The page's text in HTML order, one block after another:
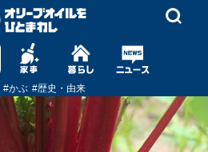
#かぶ #歴史・由来